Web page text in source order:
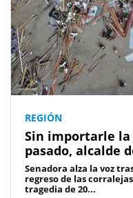
REGIÓN
Sin importarle
pasado, alcalde
Senadora alza la voz
regreso de las
tragedia de 20...